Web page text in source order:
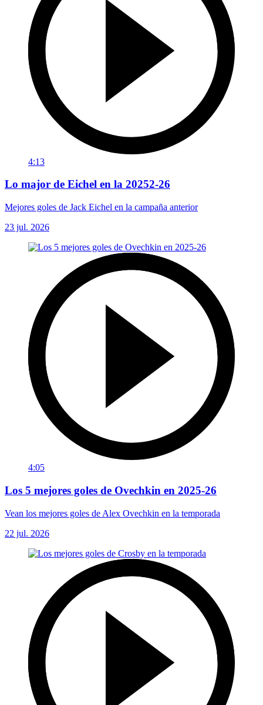
4:13
Lo major de Eichel en la 20252-26
Mejores goles de Jack Eichel en la campaña anterior
23 jul. 2026
4:05
Los 5 mejores goles de Ovechkin en 2025-26
Vean los mejores goles de Alex Ovechkin en la temporada
22 jul. 2026